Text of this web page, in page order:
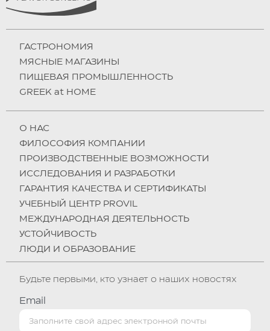
ГАСТРОНОМИЯ
МЯСНЫЕ МАГАЗИНЫ
ПИЩЕВАЯ ПРОМЫШЛЕННОСТЬ
GREEK at HOME
О НAC
ФИЛОСОФИЯ КОМПАНИИ
ПРОИЗВОДСТВЕННЫЕ ВОЗМОЖНОСТИ
ИССЛЕДОВАНИЯ И РАЗРАБОТКИ
ГАРАНТИЯ КАЧЕСТВА И СЕРТИФИКАТЫ
УЧЕБНЫЙ ЦЕНТР PROVIL
МЕЖДУНАРОДНАЯ ДЕЯТЕЛЬНОСТЬ
УСТОЙЧИВОСТЬ
ЛЮДИ И ОБРАЗОВАНИЕ
Будьте первыми, кто узнает о наших новостях
Email